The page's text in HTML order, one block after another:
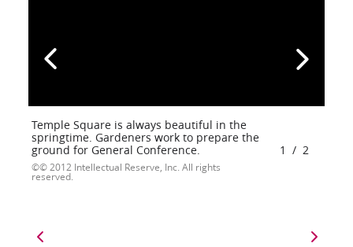
Temple Square is always beautiful in the
springtime. Gardeners work to prepare the
ground for General Conference.
© 2012 Intellectual Reserve, Inc. All rights
reserved.
1 / 2